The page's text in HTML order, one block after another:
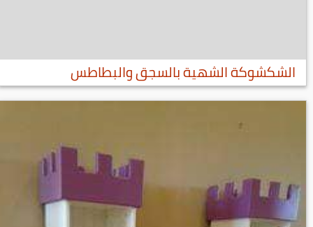
الشكشوكة الشهية بالسجق والبطاطس